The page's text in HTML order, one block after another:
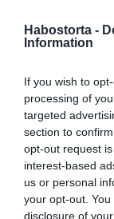
Habostorta -
Information
If you wish to
processing of
targeted
section to
opt-out request
interest-based
us or personal
your opt-out.
disclosure of
5. Birtoklási vágy
A birtoklási
nagyon nehéz
ha a férfiak
tudod
visszavenni a
összes
6. Ok nélküli sírás